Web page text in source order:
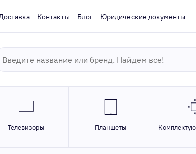
Контакты Блог Юридические документы
Телевизоры Планшеты